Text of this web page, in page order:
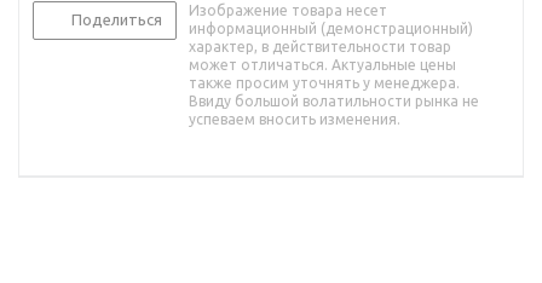
Поделиться
Изображение товара несет
информационный (демонстрационный)
характер, в действительности товар
может отличаться. Актуальные цены
также просим уточнять у менеджера.
Ввиду большой волатильности рынка не
успеваем вносить изменения.